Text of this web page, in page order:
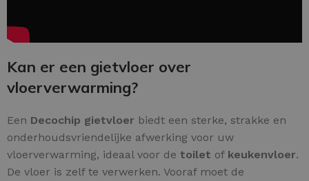
Kan er een gietvloer over
vloerverwarming?
Een Decochip gietvloer biedt een sterke, strakke en
onderhoudsvriendelijke afwerking voor uw
vloerverwarming, ideaal voor de toilet of keukenvloer.
De vloer is zelf te verwerken. Vooraf moet de